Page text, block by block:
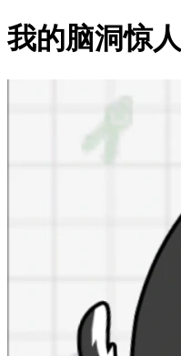
我的脑洞惊人